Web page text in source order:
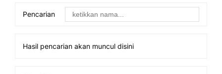
Pencarian
Hasil pencarian akan muncul disini